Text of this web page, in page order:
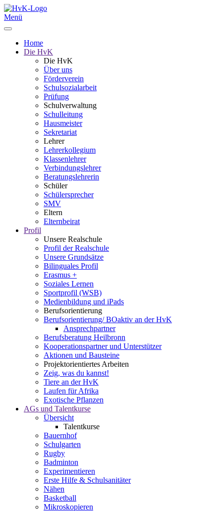
Menü
Home
Die HvK
Die HvK
Über uns
Förderverein
Schulsozialarbeit
Prüfung
Schulverwaltung
Schulleitung
Hausmeister
Sekretariat
Lehrer
Lehrerkollegium
Klassenlehrer
Verbindungslehrer
Beratungslehrerin
Schüler
Schülersprecher
SMV
Eltern
Elternbeirat
Profil
Unsere Realschule
Profil der Realschule
Unsere Grundsätze
Bilinguales Profil
Erasmus +
Soziales Lernen
Sportprofil (WSB)
Medienbildung und iPads
Berufsorientierung
Berufsorientierung/ BOaktiv an der HvK
Ansprechpartner
Berufsberatung Heilbronn
Kooperationspartner und Unterstützer
Aktionen und Bausteine
Projektorientiertes Arbeiten
Zeig, was du kannst!
Tiere an der HvK
Laufen für Afrika
Exotische Pflanzen
AGs und Talentkurse
Übersicht
Talentkurse
Bauernhof
Schulgarten
Rugby
Badminton
Experimentieren
Erste Hilfe & Schulsanitäter
Nähen
Basketball
Mikroskopieren